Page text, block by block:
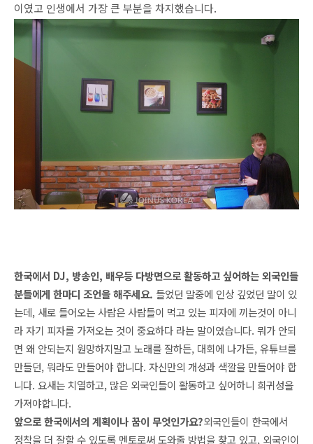
이였고 인생에서 가장 큰 부분을 차지했습니다.
한국에서 DJ, 방송인, 배우등 다방면으로 활동하고 싶어하는 외국인들
분들에게 한마디 조언을 해주세요. 들었던 말중에 인상 깊었던 말이 있
는데, 새로 들어오는 사람은 사람들이 먹고 있는 피자에 끼는것이 아니
라 자기 피자를 가져오는 것이 중요하다 라는 말이였습니다. 뭐가 안되
면 왜 안되는지 원망하지말고 노래를 잘하든, 대회에 나가든, 유튜브를
만들던, 뭐라도 만들어야 합니다. 자신만의 개성과 색깔을 만들어야 합
니다. 요새는 치열하고, 많은 외국인들이 활동하고 싶어하니 희귀성을
가져야합니다.
앞으로 한국에서의 계획이나 꿈이 무엇인가요?외국인들이 한국에서
정착을 더 잘할 수 있도록 멘토로써 도와줄 방법을 찾고 있고, 외국인이